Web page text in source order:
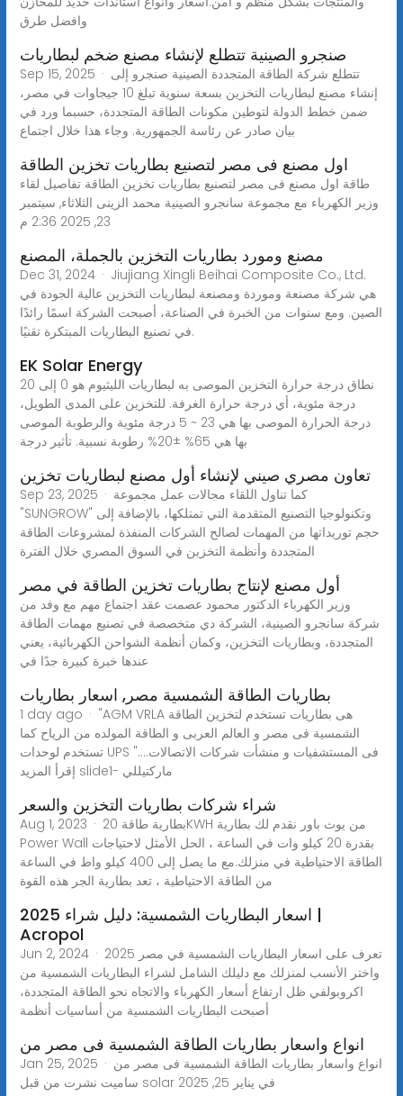
وافضل طرق
صنجرو الصينية تتطلع لإنشاء مصنع ضخم لبطاريات
Sep 15, 2025 · تتطلع شركة الطاقة المتجددة الصينية صنجرو إلى
إنشاء مصنع لبطاريات التخزين بسعة سنوية تبلغ 10 جيجاوات في مصر،
ضمن خطط الدولة لتوطين مكونات الطاقة المتجددة، حسبما ورد في
بيان صادر عن رئاسة الجمهورية. وجاء هذا خلال اجتماع
اول مصنع فى مصر لتصنيع بطاريات تخزين الطاقة
طاقة اول مصنع فى مصر لتصنيع بطاريات تخزين الطاقة تفاصيل لقاء
وزير الكهرباء مع مجموعة سانجرو الصينية محمد الزينى الثلاثاء, سبتمبر
23, 2025 2:36 م
مصنع ومورد بطاريات التخزين بالجملة، المصنع
Dec 31, 2024 · Jiujiang Xingli Beihai Composite Co., Ltd.
هي شركة مصنعة وموردة ومصنعة لبطاريات التخزين عالية الجودة في
الصين. ومع سنوات من الخبرة في الصناعة، أصبحت الشركة اسمًا رائدًا
في تصنيع البطاريات المبتكرة تقنيًا.
EK Solar Energy
نطاق درجة حرارة التخزين الموصى به لبطاريات الليثيوم هو 0 إلى 20
درجة مئوية، أي درجة حرارة الغرفة. للتخزين على المدى الطويل،
درجة الحرارة الموصى بها هي 23 ~ 5 درجة مئوية والرطوبة الموصى
بها هي 65% ±20% رطوبة نسبية. تأثير درجة
تعاون مصري صيني لإنشاء أول مصنع لبطاريات تخزين
Sep 23, 2025 · كما تناول اللقاء مجالات عمل مجموعة
"SUNGROW" وتكنولوجيا التصنيع المتقدمة التي تمتلكها، بالإضافة إلى
حجم توريداتها من المهمات لصالح الشركات المنفذة لمشروعات الطاقة
المتجددة وأنظمة التخزين في السوق المصري خلال الفترة
أول مصنع لإنتاج بطاريات تخزين الطاقة في مصر
وزير الكهرباء الدكتور محمود عصمت عقد اجتماع مهم مع وفد من
شركة سانجرو الصينية، الشركة دي متخصصة في تصنيع مهمات الطاقة
المتجددة، وبطاريات التخزين، وكمان أنظمة الشواحن الكهربائية، يعني
عندها خبرة كبيرة جدًا في
بطاريات الطاقة الشمسية مصر, اسعار بطاريات
1 day ago · "AGM VRLA هى بطاريات تستخدم لتخزين الطاقة
الشمسية فى مصر و العالم العربى و الطاقة المولده من الرياح كما
تستخدم لوحدات UPS فى المستشفيات و منشأت شركات الاتصالات...."
إقرأ المزيد slide1- ماركتيللي
شراء شركات بطاريات التخزين والسعر
Aug 1, 2023 · بطارية طاقة 20KWH من يوث باور نقدم لك بطارية
Power Wall بقدرة 20 كيلو وات في الساعة ، الحل الأمثل لاحتياجات
الطاقة الاحتياطية في منزلك.مع ما يصل إلى 400 كيلو واط في الساعة
من الطاقة الاحتياطية ، تعد بطارية الجر هذه القوة
اسعار البطاريات الشمسية: دليل شراء 2025 |
Acropol
Jun 2, 2024 · تعرف على اسعار البطاريات الشمسية في مصر 2025
واختر الأنسب لمنزلك مع دليلك الشامل لشراء البطاريات الشمسية من
اكروبولفي ظل ارتفاع أسعار الكهرباء والاتجاه نحو الطاقة المتجددة،
أصبحت البطاريات الشمسية من أساسيات أنظمة
انواع واسعار بطاريات الطاقة الشمسية فى مصر من
Jan 25, 2025 · انواع واسعار بطاريات الطاقة الشمسية فى مصر من
ساميت نشرت من قبل solar في يناير 25, 2025